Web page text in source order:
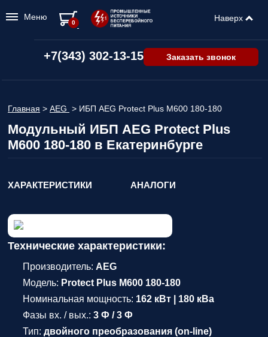
+7(343) 302-13-15 Заказать звонок
Главная > AEG > ИБП AEG Protect Plus M600 180-180
Модульный ИБП AEG Protect Plus
M600 180-180 в Екатеринбурге
ХАРАКТЕРИСТИКИ АНАЛОГИ
Технические характеристики:
Производитель: AEG
Модель: Protect Plus M600 180-180
Номинальная мощность: 162 кВт | 180 кВа
Фазы вх. / вых.: 3 Ф / 3 Ф
Тип: двойного преобразования (on-line)
Меню Наверх
0